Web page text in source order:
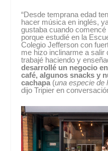
“Desde temprana edad
hacer música en inglés,
gustaba cuando
porque estudié en la
Colegio Jefferson con
me hizo inclinarme a salir
trabajé haciendo y
desarrollé un negocio
café, algunos snacks y
cachapa (una especie de
dijo Tripier en